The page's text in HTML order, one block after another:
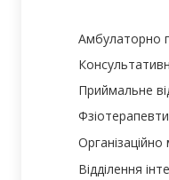
Амбулаторно
Приймальне
Відділення